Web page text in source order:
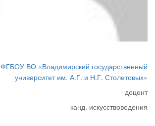
ФГБОУ ВО «Владимирский государственный
университет им. А.Г. и Н.Г. Столетовых»
доцент
канд. искусствоведения